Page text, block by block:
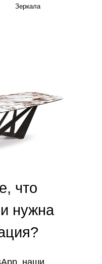
Зеркала
, наши
что
нужна